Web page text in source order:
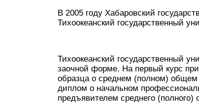
В 2005 году Хабаровский
Тихоокеанский государственный
Тихоокеанский государственный
заочной форме. На первый курс
образца о среднем (полном)
диплом о начальном
предъявителем среднего (полного)